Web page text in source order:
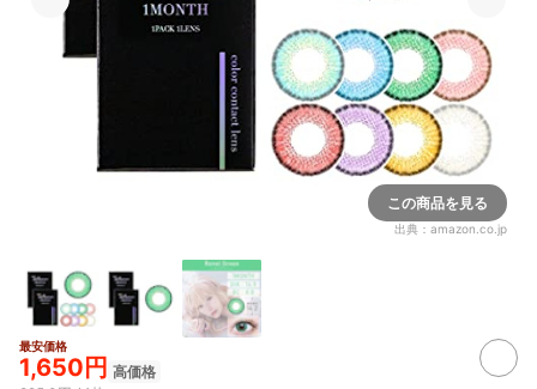
この商品を見る
出典： amazon.co.jp
最安価格
1,650円 高価格